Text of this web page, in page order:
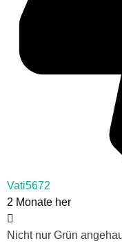
Vati5672
2 Monate her
Nicht nur Grün